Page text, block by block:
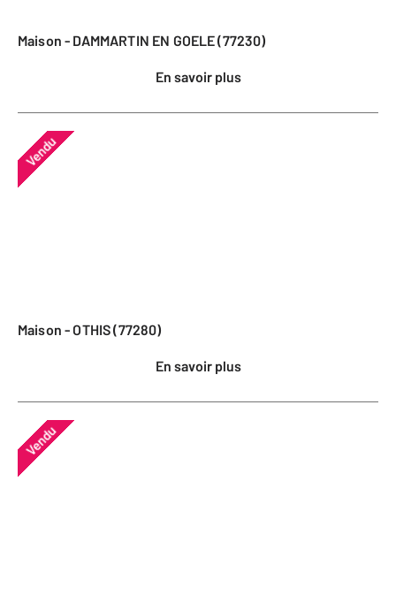
Maison - DAMMARTIN EN GOELE (77230)
En savoir plus
Vendu
Maison - OTHIS (77280)
En savoir plus
Vendu